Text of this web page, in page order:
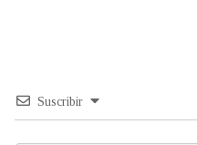
Suscribir